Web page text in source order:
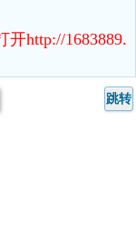
http://1683889.
跳转